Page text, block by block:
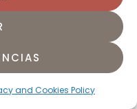
and Cookies Policy
Características:
corporal. Sequências
gradual de
e flexibilidade.